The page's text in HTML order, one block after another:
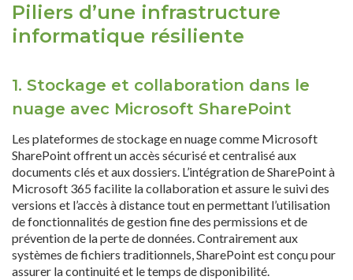
Piliers d’une infrastructure
informatique résiliente
1. Stockage et collaboration dans le
nuage avec Microsoft SharePoint
Les plateformes de stockage en nuage comme Microsoft
SharePoint offrent un accès sécurisé et centralisé aux
documents clés et aux dossiers. L’intégration de SharePoint à
Microsoft 365 facilite la collaboration et assure le suivi des
versions et l’accès à distance tout en permettant l’utilisation
de fonctionnalités de gestion fine des permissions et de
prévention de la perte de données. Contrairement aux
systèmes de fichiers traditionnels, SharePoint est conçu pour
assurer la continuité et le temps de disponibilité.